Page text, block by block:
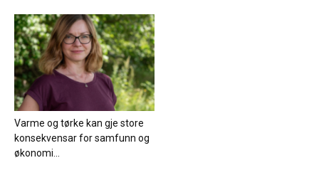
Varme og tørke kan gje store
konsekvensar for samfunn og
økonomi...